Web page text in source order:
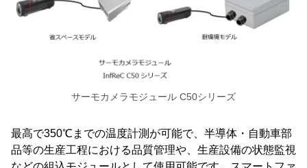
サーモカメラモジュール C50シリーズ
最高で350℃までの温度計測が可能で、半導体・自動車部
品等の生産工程における品質管理や、生産設備の状態監視